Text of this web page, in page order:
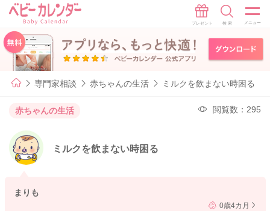
専門家相談 赤ちゃんの生活 ミルクを飲まない時困る
赤ちゃんの生活 閲覧数：295
ミルクを飲まない時困る
まりも
0歳4カ月